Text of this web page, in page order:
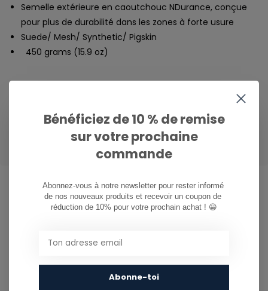
Semelle extérieure en caoutchouc NDurance, conçue
pour plus de durabilité dans les zones à forte usure
Suede/ Mesh/ Synthetic/ Pigskin
450 grams (15.9 oz)
Empeigne en mesh et daim
Cet article contient du cuir de vachette
081/260.730
Bénéficiez de 10 % de remise
sur votre prochaine
commande
Abonnez-vous à notre newsletter pour rester informé
de nos nouveaux produits et recevoir un coupon de
réduction de 10% pour votre prochain achat ! 😀
Abonne-toi